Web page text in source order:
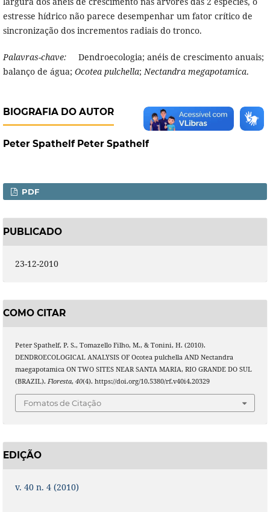
estresse hídrico não parece desempenhar um fator crítico de
sincronização dos incrementos radiais do tronco.
Palavras-chave: Dendroecologia; anéis de crescimento anuais;
balanço de água; Ocotea pulchella;Nectandra megapotamica.
BIOGRAFIA DO AUTOR
Peter Spathelf Peter Spathelf
PDF
PUBLICADO
23-12-2010
COMO CITAR
Peter Spathelf, P. S., Tomazello Filho, M., & Tonini, H. (2010).
DENDROECOLOGICAL ANALYSIS OF Ocotea pulchella AND Nectandra
maegapotamica ON TWO SITES NEAR SANTA MARIA, RIO GRANDE DO SUL
(BRAZIL). Floresta, 40(4). https://doi.org/10.5380/rf.v40i4.20329
Fomatos de Citação
EDIÇÃO
v. 40 n. 4 (2010)